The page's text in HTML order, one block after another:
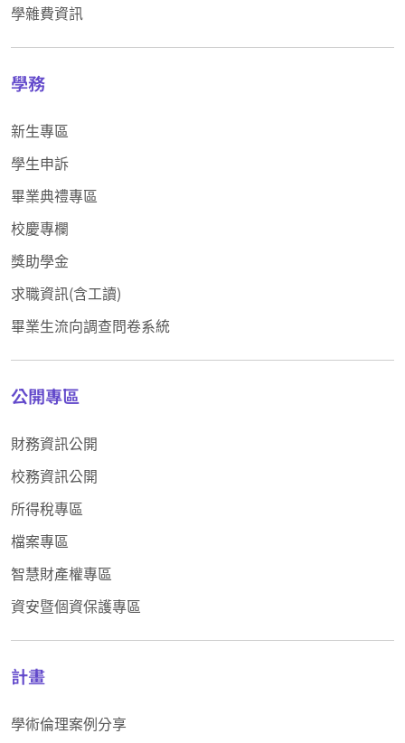
學雜費資訊
學務
新生專區
學生申訴
畢業典禮專區
校慶專欄
獎助學金
求職資訊(含工讀)
畢業生流向調查問卷系統
公開專區
財務資訊公開
校務資訊公開
所得稅專區
檔案專區
智慧財產權專區
資安暨個資保護專區
計畫
學術倫理案例分享